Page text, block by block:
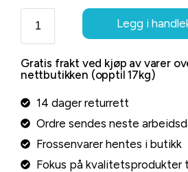
Legg i
Gratis frakt ved kjøp av varer
nettbutikken (opptil 17kg)
14 dager returrett
Ordre sendes neste
Frossenvarer hentes i butikk
Fokus på kvalitetsprodukter